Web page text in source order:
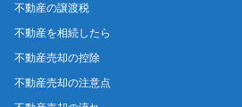
不動産の譲渡税
不動産を相続したら
不動産売却の控除
不動産売却の注意点